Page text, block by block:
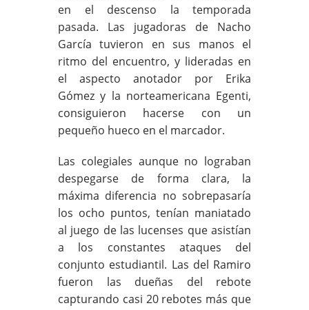
en el descenso la temporada
pasada. Las jugadoras de Nacho
García tuvieron en sus manos el
ritmo del encuentro, y lideradas en
el aspecto anotador por Erika
Gómez y la norteamericana Egenti,
consiguieron hacerse con un
pequeño hueco en el marcador.
Las colegiales aunque no lograban
despegarse de forma clara, la
máxima diferencia no sobrepasaría
los ocho puntos, tenían maniatado
al juego de las lucenses que asistían
a los constantes ataques del
conjunto estudiantil. Las del Ramiro
fueron las dueñas del rebote
capturando casi 20 rebotes más que